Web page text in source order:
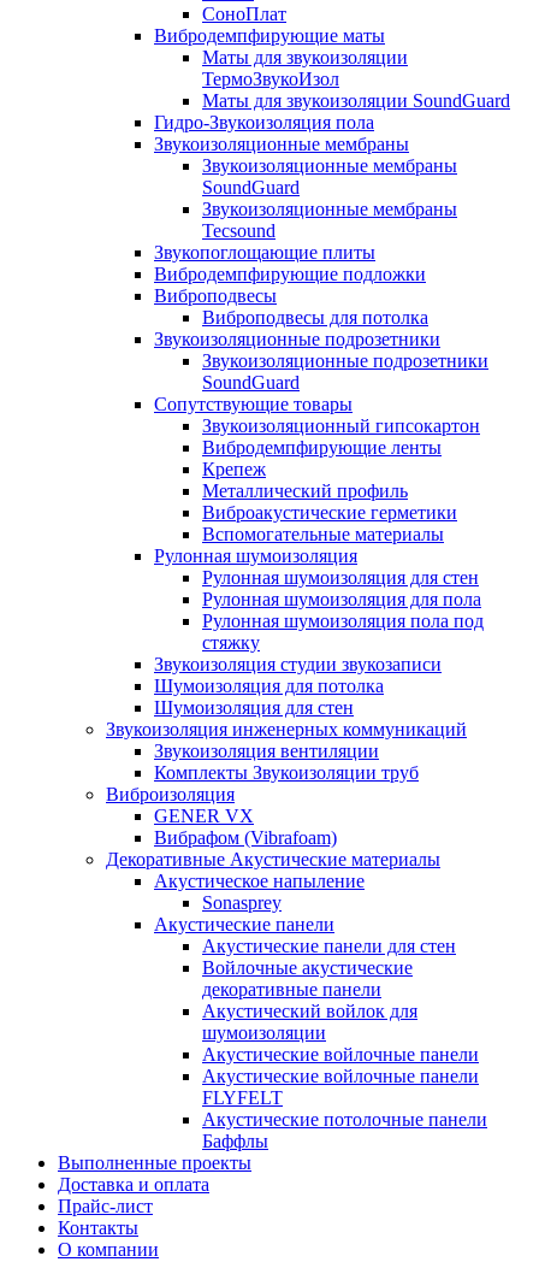
СоноПлат
Вибродемпфирующие маты
Маты для звукоизоляции
ТермоЗвукоИзол
Маты для звукоизоляции SoundGuard
Гидро-Звукоизоляция пола
Звукоизоляционные мембраны
Звукоизоляционные мембраны
SoundGuard
Звукоизоляционные мембраны
Tecsound
Звукопоглощающие плиты
Вибродемпфирующие подложки
Виброподвесы
Виброподвесы для потолка
Звукоизоляционные подрозетники
Звукоизоляционные подрозетники
SoundGuard
Сопутствующие товары
Звукоизоляционный гипсокартон
Вибродемпфирующие ленты
Крепеж
Металлический профиль
Виброакустические герметики
Вспомогательные материалы
Рулонная шумоизоляция
Рулонная шумоизоляция для стен
Рулонная шумоизоляция для пола
Рулонная шумоизоляция пола под
стяжку
Звукоизоляция студии звукозаписи
Шумоизоляция для потолка
Шумоизоляция для стен
Звукоизоляция инженерных коммуникаций
Звукоизоляция вентиляции
Комплекты Звукоизоляции труб
Виброизоляция
GENER VX
Вибрафом (Vibrafoam)
Декоративные Акустические материалы
Акустическое напыление
Sonasprey
Акустические панели
Акустические панели для стен
Войлочные акустические
декоративные панели
Акустический войлок для
шумоизоляции
Акустические войлочные панели
Акустические войлочные панели
FLYFELT
Акустические потолочные панели
Баффлы
Выполненные проекты
Доставка и оплата
Прайс-лист
Контакты
О компании